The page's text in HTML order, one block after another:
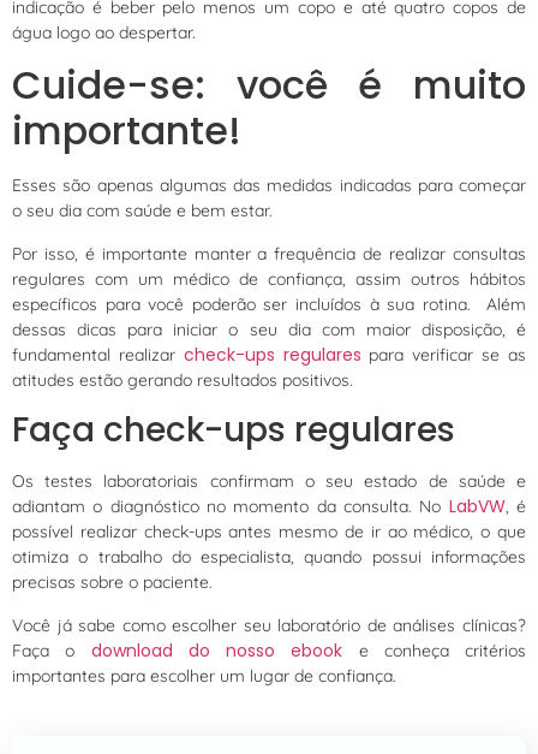
indicação é beber pelo menos um copo e até quatro copos de
água logo ao despertar.
Cuide-se: você é muito
importante!
Esses são apenas algumas das medidas indicadas para começar
o seu dia com saúde e bem estar.
Por isso, é importante manter a frequência de realizar consultas
regulares com um médico de confiança, assim outros hábitos
específicos para você poderão ser incluídos à sua rotina. Além
dessas dicas para iniciar o seu dia com maior disposição, é
fundamental realizar check-ups regulares para verificar se as
atitudes estão gerando resultados positivos.
Faça check-ups regulares
Os testes laboratoriais confirmam o seu estado de saúde e
adiantam o diagnóstico no momento da consulta. No LabVW, é
possível realizar check-ups antes mesmo de ir ao médico, o que
otimiza o trabalho do especialista, quando possui informações
precisas sobre o paciente.
Você já sabe como escolher seu laboratório de análises clínicas?
Faça o download do nosso ebook e conheça critérios
importantes para escolher um lugar de confiança.